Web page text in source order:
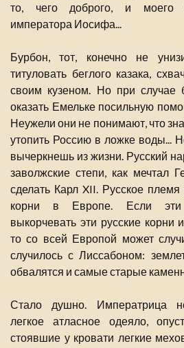
то, чего доброго, и моего
императора Иосифа...
Бурбон, тот, конечно не
титуловать беглого казака,
своим кузеном. Но при случае
оказать Емельке посильную
Неужели они не понимают, что
утопить Россию в ложке воды...
вычеркнешь из жизни. Русский
заволжские степи, как мечтал
сделать Карл XII. Русское племя
корни в Европе. Если эти
выкорчевать эти русские корни
то со всей Европой может
случилось с Лиссабоном:
обвалятся и самые старые
Стало душно. Императрица
легкое атласное одеяло,
стоявшие у кровати легкие